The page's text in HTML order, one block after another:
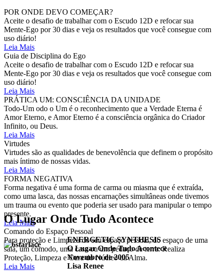
POR ONDE DEVO COMEÇAR?
Aceite o desafio de trabalhar com o Escudo 12D e refocar sua
Mente-Ego por 30 dias e veja os resultados que você consegue com
uso diário!
Leia Mais
Guia de Disciplina do Ego
Aceite o desafio de trabalhar com o Escudo 12D e refocar sua
Mente-Ego por 30 dias e veja os resultados que você consegue com
uso diário!
Leia Mais
PRÁTICA UM: CONSCIÊNCIA DA UNIDADE
Todo-Um odo o Um é o reconhecimento que a Verdade Eterna é
Amor Eterno, e Amor Eterno é a consciência orgânica do Criador
Infinito, ou Deus.
Leia Mais
Virtudes
Virtudes são as qualidades de benevolência que definem o propósito
mais íntimo de nossas vidas.
Leia Mais
FORMA NEGATIVA
Forma negativa é uma forma de carma ou miasma que é extraída,
como uma lasca, das nossas encarnações simultâneas onde tivemos
um trauma ou evento que poderia ser usado para manipular o tempo
presente.
Leia Mais
Comando do Espaço Pessoal
Para proteção e Limpeza do seu espaço pessoal, do espaço de uma
sala, um cômodo, uma casa ou um pedaço de terra. Realiza
Proteção, Limpeza e Cura do Núcleo da Alma.
Leia Mais
O Lugar Onde Tudo Acontece
ENERGETIC SYNTHESIS
O Lugar Onde Tudo Acontece
Novembro de 2005
Lisa Renee